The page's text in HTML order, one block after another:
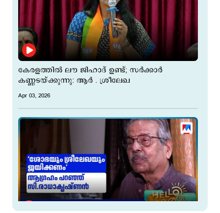
കേരളത്തില്‍ ലൗ ജിഹാദ് ഉണ്ട്; സർക്കാർ
കണ്ണടയ്ക്കുന്നു: ആർ . ശ്രീലേഖ
Apr 03, 2026